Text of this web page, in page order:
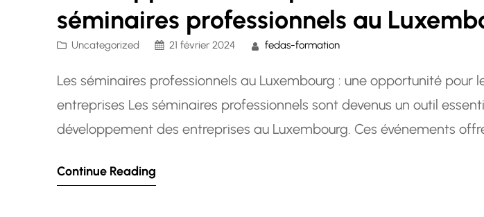
séminaires professionnels au
Uncategorized 21 février 2024 fedas-formation
Les séminaires professionnels au Luxembourg : une opportunité pour
entreprises Les séminaires professionnels sont devenus un outil
développement des entreprises au Luxembourg. Ces événements
compétences dans un environnement propice à l’apprentissage et à…
Continue Reading